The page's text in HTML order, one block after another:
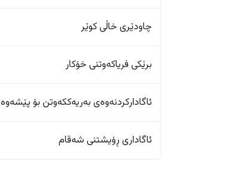
چاودێری خاڵی کوێر
برێکی فریاکەوتنی خۆکار
ئاگادارکردنەوەی بەریەککەوتن بۆ پێشەوە
ئاگاداری ڕۆیشتنی شەقام